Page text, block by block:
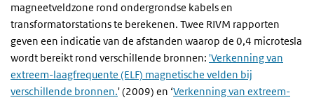
magneetveldzone rond ondergrondse kabels en
transformatorstations te berekenen. Twee RIVM rapporten
geven een indicatie van de afstanden waarop de 0,4 microtesla
wordt bereikt rond verschillende bronnen: 'Verkenning van
extreem-laagfrequente (ELF) magnetische velden bij
verschillende bronnen.' (2009) en ‘Verkenning van extreem-